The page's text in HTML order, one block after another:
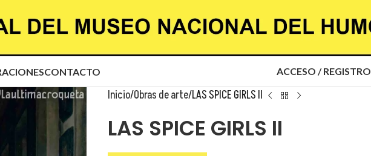
CONTACTO ACCESO / REGISTRO
Inicio Obras de arte LAS SPICE GIRLS II
LAS SPICE GIRLS II